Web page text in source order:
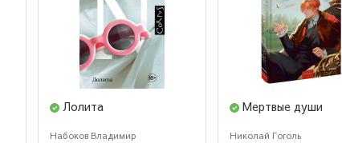
Лолита
Набоков Владимир
Мертвые души
Николай Гоголь